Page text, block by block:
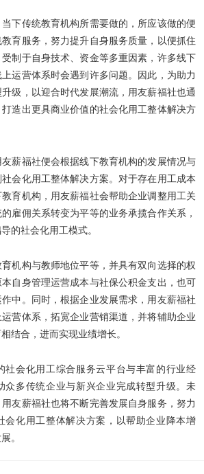
下传统教育机构所需要做的，所应该做的便
育服务，努力提升自身服务质量，以便抓住
制于自身技术、资金等多重因素，许多线下
运营体系时会遇到许多问题。因此，为助力
级，以迎合时代发展潮流，用友薪福社也通
造出更具商业价值的社会化用工整体解决方
薪福社便会根据线下教育机构的发展情况与
会化用工整体解决方案。对于存在用工成本
育机构，用友薪福社会帮助企业调整用工关
雇佣关系转变为平等的业务承揽合作关系，
的社会化用工模式。
机构与教师地位平等，并具有双向选择的权
自身管理运营成本与社保公积金支出，也可
中。同时，根据企业发展需求，用友薪福社
营体系，拓宽企业营销渠道，并将辅助企业
结合，进而实现业绩增长。
社会化用工综合服务云平台与丰富的行业经
众多传统企业与新兴企业完成转型升级。未
友薪福社也将不断完善发展自身服务，努力
会化用工整体解决方案，以帮助企业降本增
。